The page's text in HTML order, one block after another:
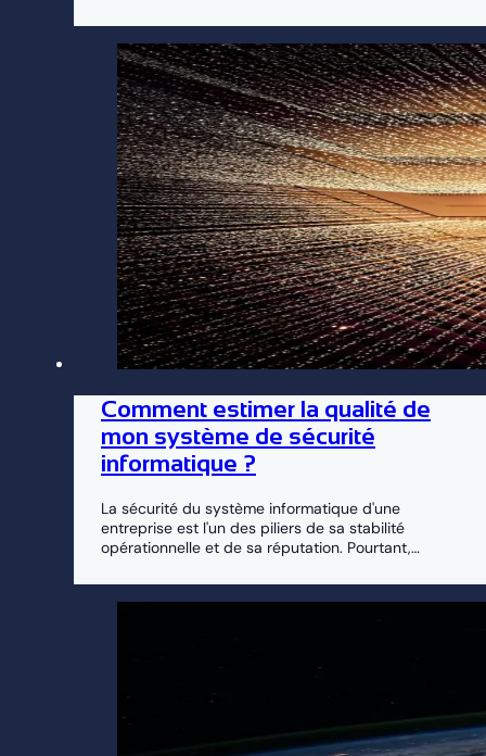
Comment estimer la qualité de
mon système de sécurité
informatique ?
La sécurité du système informatique d'une
entreprise est l'un des piliers de sa stabilité
opérationnelle et de sa réputation. Pourtant,…